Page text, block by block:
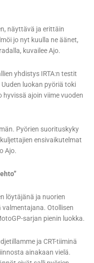
näyttävä ja erittäin
jo nyt kuulla ne äänet,
kuvailee Ajo.
yhdistys IRTA:n testit
luokan pyöriä toki
ajoin viime vuoden
Pyörien suorituskyky
ensivaikutelmat
Ajo.
löytäjänä ja nuorien
valmentajana. Otollisen
sarjan pienin luokka.
ja CRT-tiiminä
ainakaan vielä.